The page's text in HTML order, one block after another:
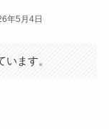
年5月4日
ます。